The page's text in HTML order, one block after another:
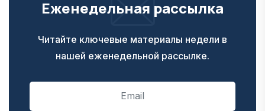
Еженедельная рассылка
Читайте ключевые материалы недели в
нашей еженедельной рассылке.